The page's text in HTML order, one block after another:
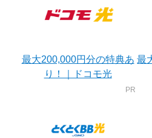
最大200,000円分の特典あ
り！｜ドコモ光
最